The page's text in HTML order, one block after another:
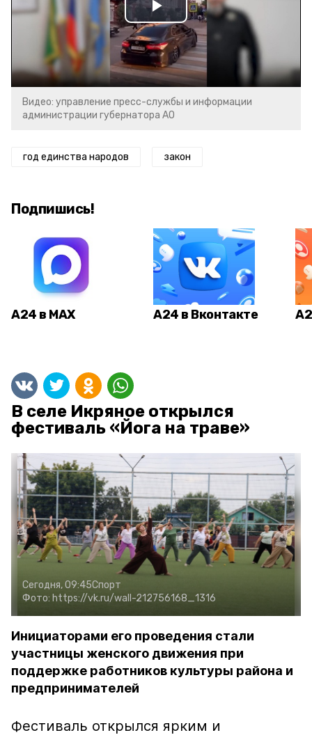
Play
Video
Видео: управление пресс-службы и информации
администрации губернатора АО
год единства народов закон
Подпишись!
А24 в MAX А24 в Вконтакте
В селе Икряное открылся
фестиваль «Йога на траве»
Сегодня, 09:45Спорт
Фото: https://vk.ru/wall-212756168_1316
Инициаторами его проведения стали
участницы женского движения при
поддержке работников культуры района и
предпринимателей
Фестиваль открылся ярким и